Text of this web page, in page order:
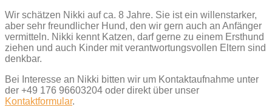
Wir schätzen Nikki auf ca. 8 Jahre. Sie ist ein willenstarker,
aber sehr freundlicher Hund, den wir gern auch an Anfänger
vermitteln. Nikki kennt Katzen, darf gerne zu einem Ersthund
ziehen und auch Kinder mit verantwortungsvollen Eltern sind
denkbar.
Bei Interesse an Nikki bitten wir um Kontaktaufnahme unter
der +49 176 96603204 oder direkt über unser
Kontaktformular.